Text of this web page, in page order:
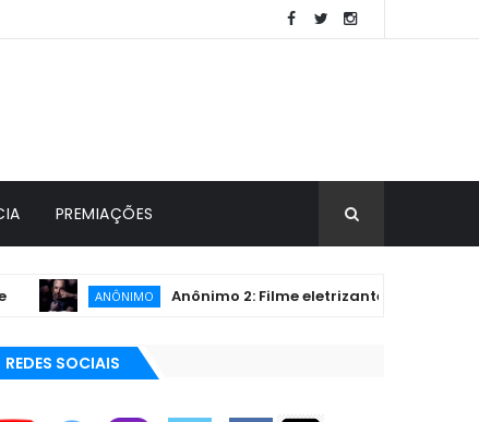
PREMIAÇÕES
ANÔNIMO Anônimo 2: Filme eletrizante protagonizado
REDES SOCIAIS